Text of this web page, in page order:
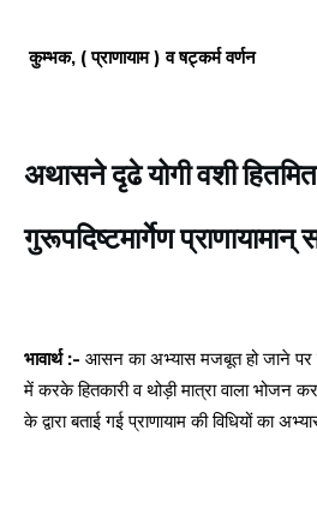
कुम्भक, ( प्राणायाम ) व षट्कर्म वर्णन
अथासने दृढे योगी वशी
गुरूपदिष्टमार्गेण
भावार्थ :- आसन का अभ्यास मजबूत हो जाने पर
में करके हितकारी व थोड़ी मात्रा वाला भोजन
के द्वारा बताई गई प्राणायाम की विधियों का